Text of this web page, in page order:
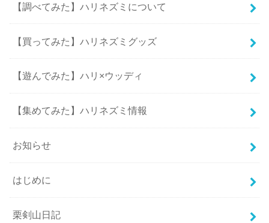
【調べてみた】ハリネズミについて
【買ってみた】ハリネズミグッズ
【遊んでみた】ハリ×ウッディ
【集めてみた】ハリネズミ情報
お知らせ
はじめに
栗剣山日記